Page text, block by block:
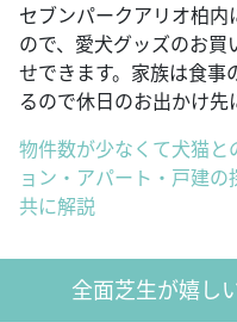
セブンパークアリオ柏
ので、愛犬グッズのお
せできます。家族は食事
るので休日のお出かけ先
物件数が少なくて犬猫
ョン・アパート・戸建
共に解説
全面芝生が嬉し